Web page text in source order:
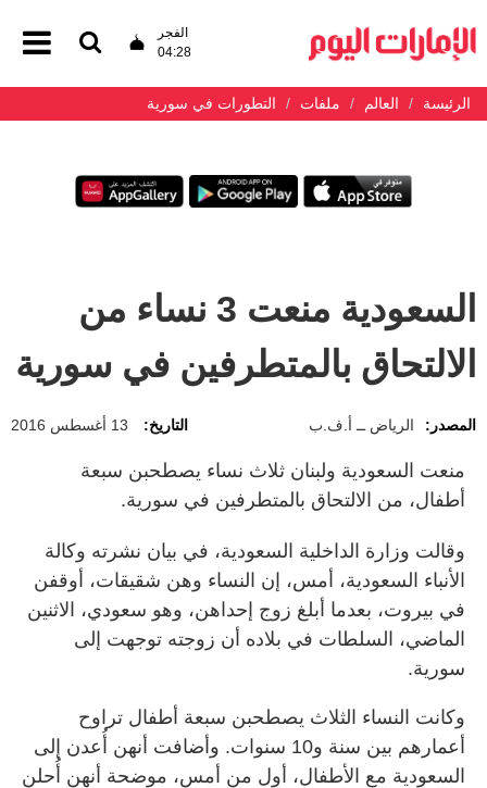
الفجر
04:28
الرئيسة العالم ملفات التطورات في سورية
السعودية منعت 3 نساء من
الالتحاق بالمتطرفين في سورية
المصدر: الرياض ــ أ.ف.ب التاريخ: 13 أغسطس 2016
منعت السعودية ولبنان ثلاث نساء يصطحبن سبعة
أطفال، من الالتحاق بالمتطرفين في سورية.
وقالت وزارة الداخلية السعودية، في بيان نشرته وكالة
الأنباء السعودية، أمس، إن النساء وهن شقيقات، أوقفن
في بيروت، بعدما أبلغ زوج إحداهن، وهو سعودي، الاثنين
الماضي، السلطات في بلاده أن زوجته توجهت إلى
سورية.
وكانت النساء الثلاث يصطحبن سبعة أطفال تراوح
أعمارهم بين سنة و10 سنوات. وأضافت أنهن أُعدن إلى
السعودية مع الأطفال، أول من أمس، موضحة أنهن أُحلن